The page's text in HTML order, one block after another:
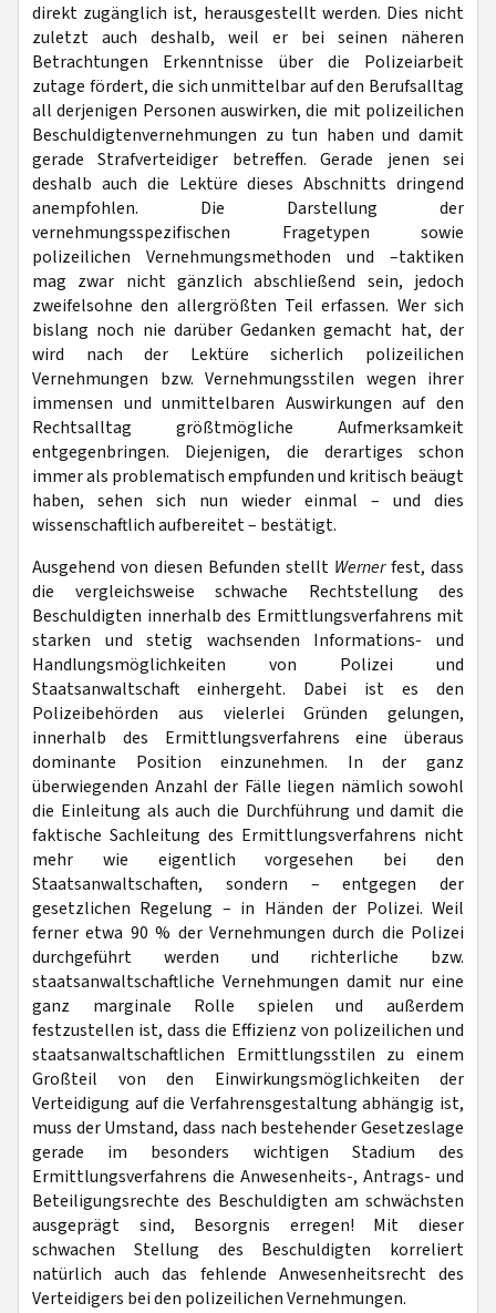
direkt zugänglich ist, herausgestellt werden. Dies nicht
zuletzt auch deshalb, weil er bei seinen näheren
Betrachtungen Erkenntnisse über die Polizeiarbeit
zutage fördert, die sich unmittelbar auf den Berufsalltag
all derjenigen Personen auswirken, die mit polizeilichen
Beschuldigtenvernehmungen zu tun haben und damit
gerade Strafverteidiger betreffen. Gerade jenen sei
deshalb auch die Lektüre dieses Abschnitts dringend
anempfohlen. Die Darstellung der
vernehmungsspezifischen Fragetypen sowie
polizeilichen Vernehmungsmethoden und –taktiken
mag zwar nicht gänzlich abschließend sein, jedoch
zweifelsohne den allergrößten Teil erfassen. Wer sich
bislang noch nie darüber Gedanken gemacht hat, der
wird nach der Lektüre sicherlich polizeilichen
Vernehmungen bzw. Vernehmungsstilen wegen ihrer
immensen und unmittelbaren Auswirkungen auf den
Rechtsalltag größtmögliche Aufmerksamkeit
entgegenbringen. Diejenigen, die derartiges schon
immer als problematisch empfunden und kritisch beäugt
haben, sehen sich nun wieder einmal – und dies
wissenschaftlich aufbereitet – bestätigt.
Ausgehend von diesen Befunden stellt Wernerfest, dass
die vergleichsweise schwache Rechtstellung des
Beschuldigten innerhalb des Ermittlungsverfahrens mit
starken und stetig wachsenden Informations- und
Handlungsmöglichkeiten von Polizei und
Staatsanwaltschaft einhergeht. Dabei ist es den
Polizeibehörden aus vielerlei Gründen gelungen,
innerhalb des Ermittlungsverfahrens eine überaus
dominante Position einzunehmen. In der ganz
überwiegenden Anzahl der Fälle liegen nämlich sowohl
die Einleitung als auch die Durchführung und damit die
faktische Sachleitung des Ermittlungsverfahrens nicht
mehr wie eigentlich vorgesehen bei den
Staatsanwaltschaften, sondern – entgegen der
gesetzlichen Regelung – in Händen der Polizei. Weil
ferner etwa 90 % der Vernehmungen durch die Polizei
durchgeführt werden und richterliche bzw.
staatsanwaltschaftliche Vernehmungen damit nur eine
ganz marginale Rolle spielen und außerdem
festzustellen ist, dass die Effizienz von polizeilichen und
staatsanwaltschaftlichen Ermittlungsstilen zu einem
Großteil von den Einwirkungsmöglichkeiten der
Verteidigung auf die Verfahrensgestaltung abhängig ist,
muss der Umstand, dass nach bestehender Gesetzeslage
gerade im besonders wichtigen Stadium des
Ermittlungsverfahrens die Anwesenheits-, Antrags- und
Beteiligungsrechte des Beschuldigten am schwächsten
ausgeprägt sind, Besorgnis erregen! Mit dieser
schwachen Stellung des Beschuldigten korreliert
natürlich auch das fehlende Anwesenheitsrecht des
Verteidigers bei den polizeilichen Vernehmungen.